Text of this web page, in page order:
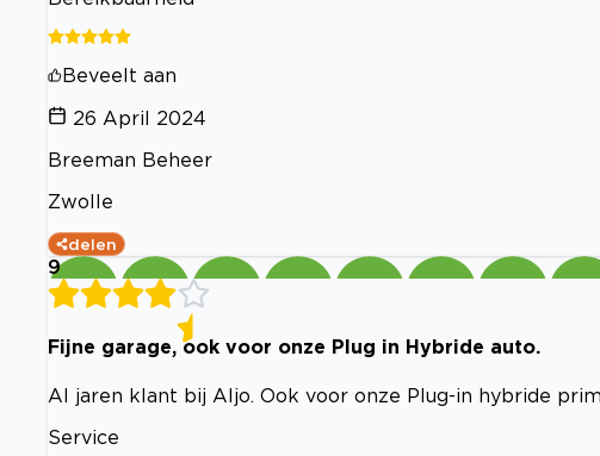
Beveelt aan
26 April 2024
Breeman Beheer
Zwolle
delen
9
Fijne garage, ook voor onze Plug in Hybride auto.
Al jaren klant bij Aljo. Ook voor onze Plug-in hybride
Service